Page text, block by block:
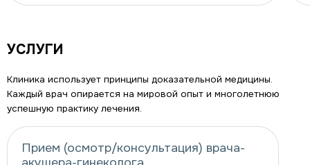
УСЛУГИ
Клиника использует принципы доказательной медицины.
Каждый врач опирается на мировой опыт и многолетнюю
успешную практику лечения.
Прием (осмотр/консультация) врача-